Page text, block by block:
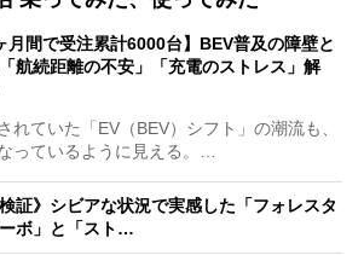
月間で受注累計6000台】BEV普及の障壁と
航続距離の不安」「充電のストレス」解
ていた「EV（BEV）シフト」の潮流も、
っているように見える。…
証》シビアな状況で実感した「フォレスタ
ボ」と「スト…